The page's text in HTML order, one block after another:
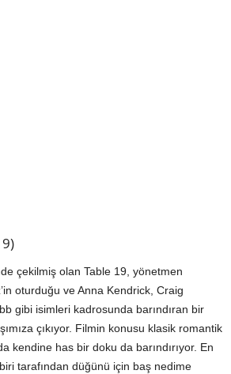
çekilmiş olan Table 19, yönetmen
oturduğu ve Anna Kendrick, Craig
gibi isimleri kadrosunda barındıran bir
çıkıyor. Filmin konusu klasik romantik
kendine has bir doku da barındırıyor. En
tarafından düğünü için baş nedime